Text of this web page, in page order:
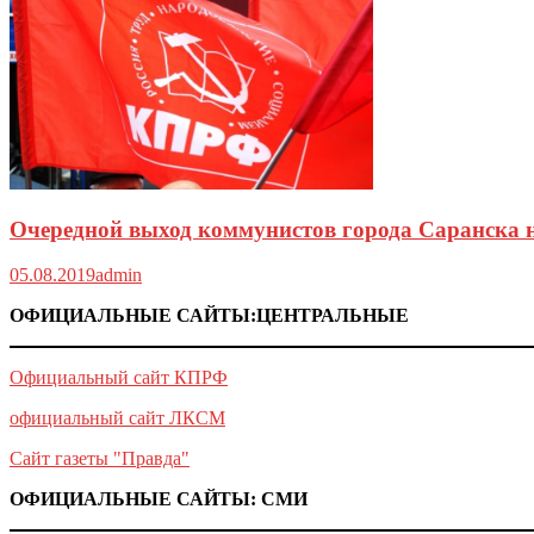
Очередной выход коммунистов города Саранска
05.08.2019admin
ОФИЦИАЛЬНЫЕ САЙТЫ:ЦЕНТРАЛЬНЫЕ
Официальный сайт КПРФ
официальный сайт ЛКСМ
Сайт газеты "Правда"
ОФИЦИАЛЬНЫЕ САЙТЫ: СМИ